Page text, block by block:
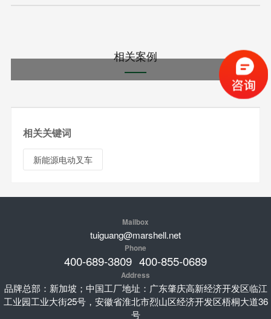
相关案例
相关关键词
新能源电动叉车
Mailbox
tuiguang@marshell.net
Phone
400-689-3809 400-855-0689
Address
品牌总部：新加坡；中国工厂地址：广东肇庆高新经济开发区临江
工业园工业大街25号，安徽省淮北市烈山区经济开发区梧桐大道36
号